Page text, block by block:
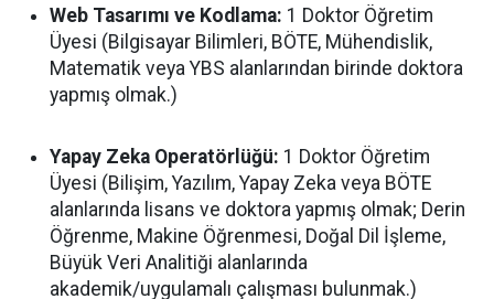
Web Tasarımı ve Kodlama: 1 Doktor Öğretim
Üyesi (Bilgisayar Bilimleri, BÖTE, Mühendislik,
Matematik veya YBS alanlarından birinde doktora
yapmış olmak.)
Yapay Zeka Operatörlüğü: 1 Doktor Öğretim
Üyesi (Bilişim, Yazılım, Yapay Zeka veya BÖTE
alanlarında lisans ve doktora yapmış olmak; Derin
Öğrenme, Makine Öğrenmesi, Doğal Dil İşleme,
Büyük Veri Analitiği alanlarında
akademik/uygulamalı çalışması bulunmak.)